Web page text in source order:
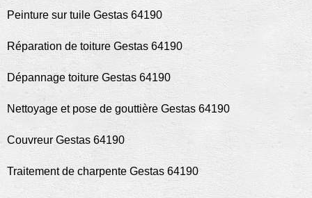
Peinture sur tuile Gestas 64190
Réparation de toiture Gestas 64190
Dépannage toiture Gestas 64190
Nettoyage et pose de gouttière Gestas 64190
Couvreur Gestas 64190
Traitement de charpente Gestas 64190